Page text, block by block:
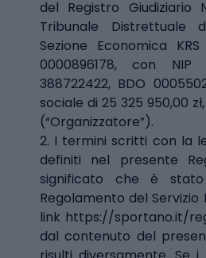
del Registro Giudiziario
Tribunale Distrettuale
Sezione Economica
0000896178, con NIP
388722422, BDO
sociale di 25 325 950,00
(“Organizzatore”).
2. I termini scritti con la
definiti nel presente
significato che è
Regolamento del
link https://sportano.it/
dal contenuto del